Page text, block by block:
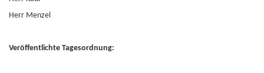
Herr Menzel
Veröffentlichte Tagesordnung: